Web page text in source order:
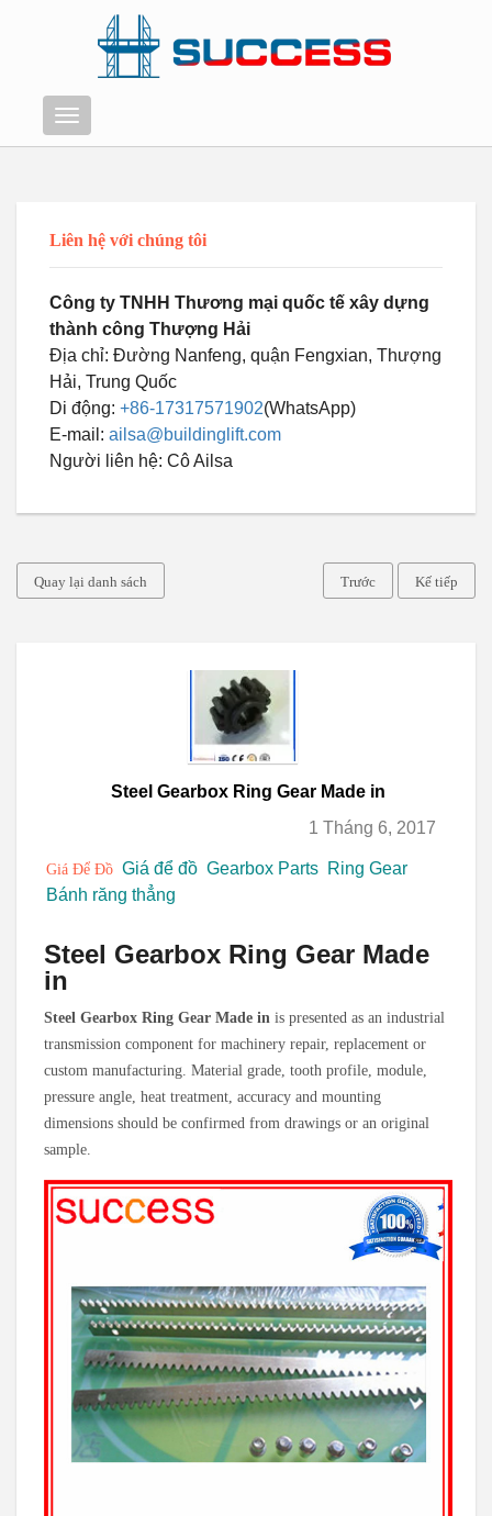
Thực
đơn
Liên hệ với chúng tôi
Công ty TNHH Thương mại quốc tế xây dựng
thành công Thượng Hải
Địa chỉ: Đường Nanfeng, quận Fengxian, Thượng
Hải, Trung Quốc
Di động: +86-17317571902(WhatsApp)
E-mail: ailsa@buildinglift.com
Người liên hệ: Cô Ailsa
Quay lại danh sách Trước Kế tiếp
Steel Gearbox Ring Gear Made in
1 Tháng 6, 2017
Giá Để Đồ Giá để đồ Gearbox Parts Ring Gear
Bánh răng thẳng
Steel Gearbox Ring Gear Made
in
Steel Gearbox Ring Gear Made in is presented as an industrial
transmission component for machinery repair, replacement or
custom manufacturing. Material grade, tooth profile, module,
pressure angle, heat treatment, accuracy and mounting
dimensions should be confirmed from drawings or an original
sample.